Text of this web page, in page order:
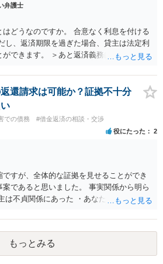
弁護士
はどうなのですか。 合意なく利息を付ける
し、返済期限を過ぎた場合、貸主は法定利
できます。 ＞あと返済義務はありますか
ませんし、勝手につけた利息は返済不要
還請求は可能か？証拠不十分
での債務 #借金返済の相談・交渉
役にたった 2
すが、全体的な証拠を見せることができ
であると思いました。 事実関係から明ら
は不貞関係にあった ・あなたから相手に金
ものだ ・貸したかもしれないが、不法原因
かれた情報だけからは、不法原因給付であ
ませんでした。 不貞当事者間での貸金だか
るわけではありません。 あなたが性行為
もっとみる